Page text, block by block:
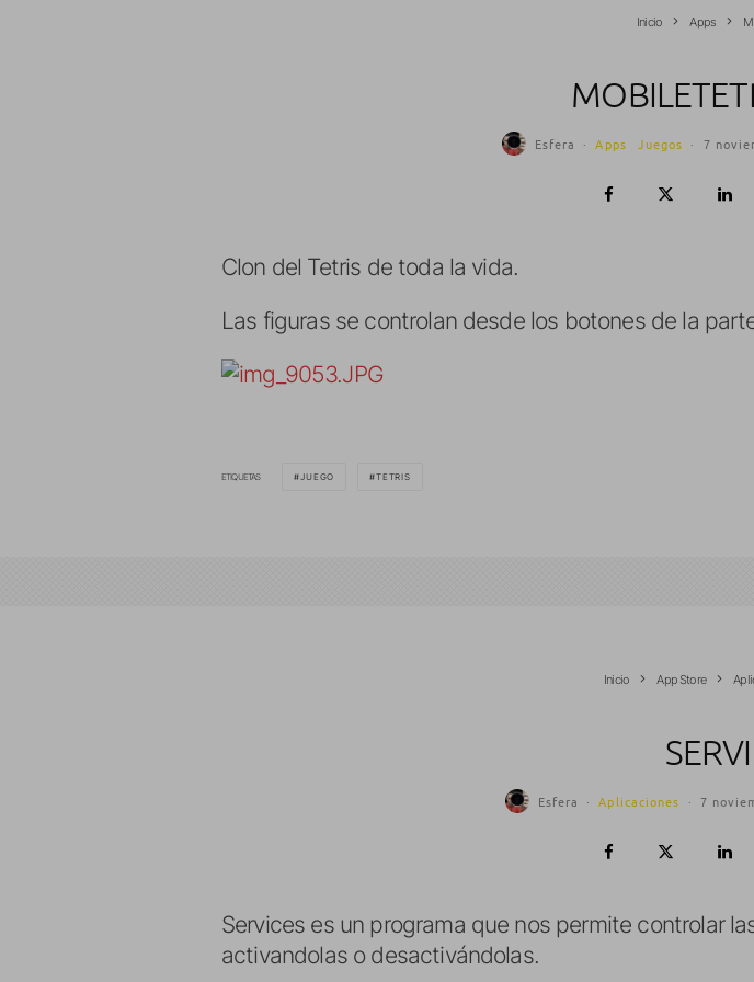
Inicio Apps
Esfera · Apps Juegos · 7
Clon del Tetris de toda la vida.
Las figuras se controlan desde los botones de la
ETIQUETAS JUEGO TETRIS
Inicio App Store
Esfera · Aplicaciones · 7
Services es un programa que nos permite controlar
activandolas o desactivándolas.